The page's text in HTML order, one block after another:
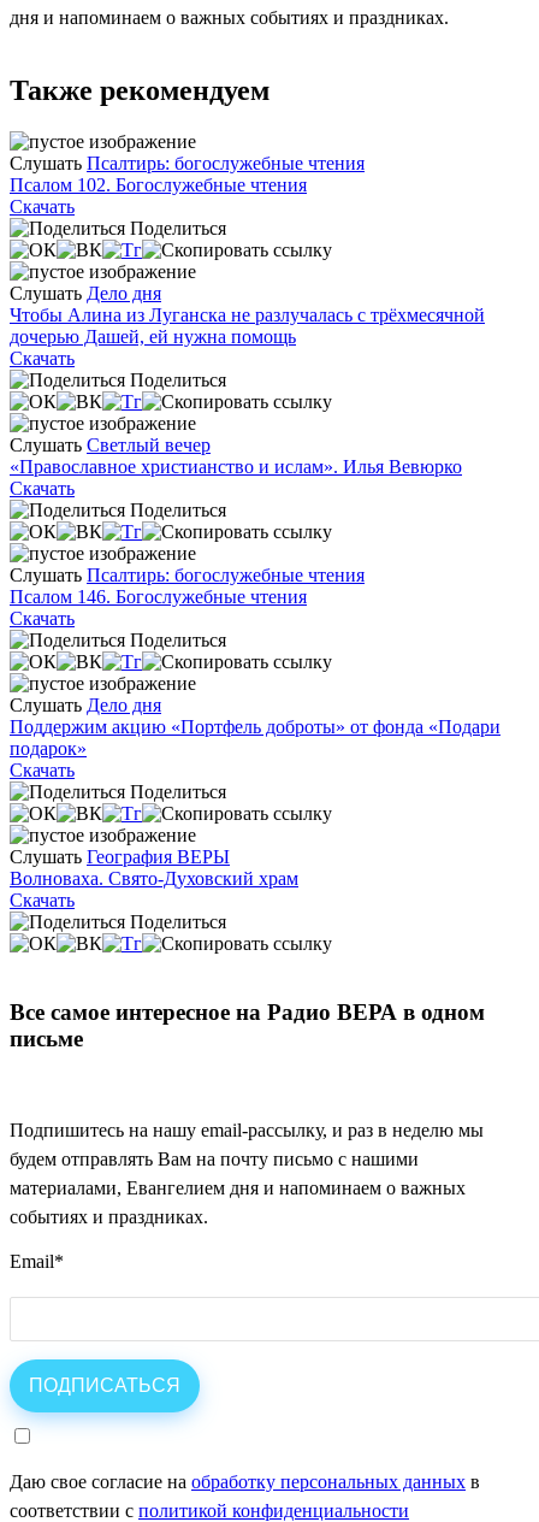
дня и напоминаем о важных событиях и праздниках.
Также рекомендуем
Слушать Псалтирь: богослужебные чтения
Псалом 102. Богослужебные чтения
Скачать
Поделиться
Слушать Дело дня
Чтобы Алина из Луганска не разлучалась с трёхмесячной
дочерью Дашей, ей нужна помощь
Скачать
Поделиться
Слушать Светлый вечер
«Православное христианство и ислам». Илья Вевюрко
Скачать
Поделиться
Слушать Псалтирь: богослужебные чтения
Псалом 146. Богослужебные чтения
Скачать
Поделиться
Слушать Дело дня
Поддержим акцию «Портфель доброты» от фонда «Подари
подарок»
Скачать
Поделиться
Слушать География ВЕРЫ
Волноваха. Свято-Духовский храм
Скачать
Поделиться
Все самое интересное на Радио ВЕРА в одном
письме
Подпишитесь на нашу email-рассылку, и раз в неделю мы
будем отправлять Вам на почту письмо с нашими
материалами, Евангелием дня и напоминаем о важных
событиях и праздниках.
Email*
Даю свое согласие на обработку персональных данных в
соответствии с политикой конфиденциальности